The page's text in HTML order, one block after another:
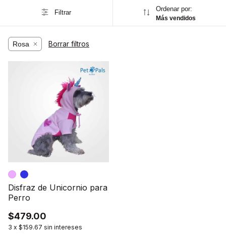
Filtrar Ordenar por:
Más vendidos
Rosa Borrar filtros
Disfraz de Unicornio para
Perro
$479.00
3 x $159.67 sin intereses